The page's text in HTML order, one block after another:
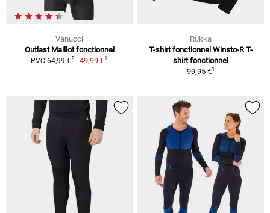
Vanucci
Outlast Maillot fonctionnel
PVC 64,99 €2 49,99 €1
Rukka
T-shirt fonctionnel Winsto-R T-
shirt fonctionnel
99,95 €1